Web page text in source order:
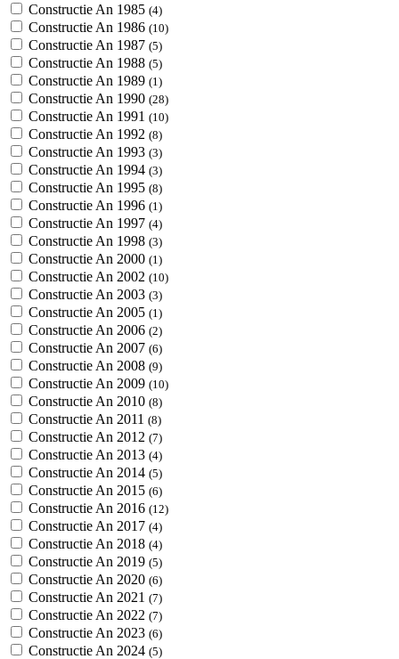
Constructie An 1985 (4)
Constructie An 1986 (10)
Constructie An 1987 (5)
Constructie An 1988 (5)
Constructie An 1989 (1)
Constructie An 1990 (28)
Constructie An 1991 (10)
Constructie An 1992 (8)
Constructie An 1993 (3)
Constructie An 1994 (3)
Constructie An 1995 (8)
Constructie An 1996 (1)
Constructie An 1997 (4)
Constructie An 1998 (3)
Constructie An 2000 (1)
Constructie An 2002 (10)
Constructie An 2003 (3)
Constructie An 2005 (1)
Constructie An 2006 (2)
Constructie An 2007 (6)
Constructie An 2008 (9)
Constructie An 2009 (10)
Constructie An 2010 (8)
Constructie An 2011 (8)
Constructie An 2012 (7)
Constructie An 2013 (4)
Constructie An 2014 (5)
Constructie An 2015 (6)
Constructie An 2016 (12)
Constructie An 2017 (4)
Constructie An 2018 (4)
Constructie An 2019 (5)
Constructie An 2020 (6)
Constructie An 2021 (7)
Constructie An 2022 (7)
Constructie An 2023 (6)
Constructie An 2024 (5)